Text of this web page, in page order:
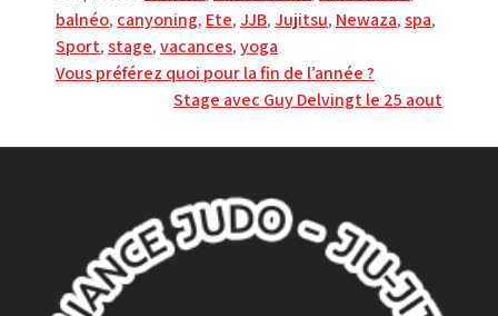
balnéo, canyoning, Ete,JJB,Jujitsu, Newaza,spa,
Sport,stage,vacances,yoga
Navigation
l’article
Vous préférez quoi pour la fin de l’année ?
Stage avec Guy Delvingt le 25 aout